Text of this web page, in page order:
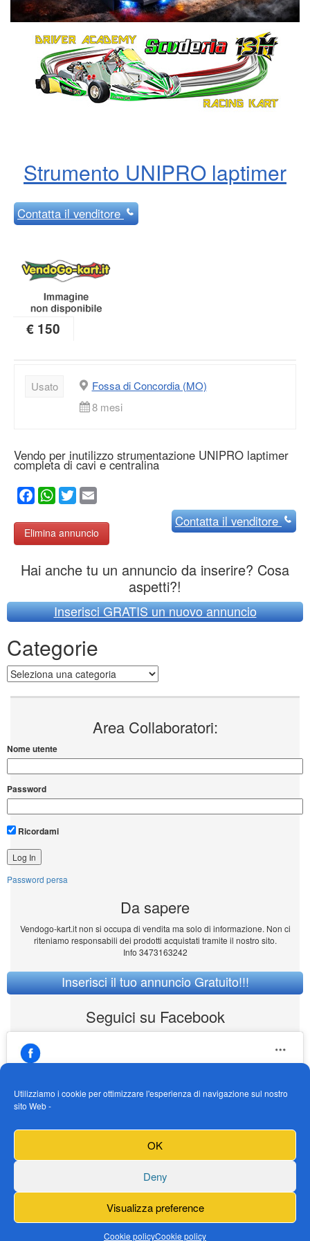
Utilizziamo i cookie per ottimizzare l'esperienza di navigazione sul nostro
sito Web -
OK
Deny
Visualizza preference
Cookie policyCookie policy
Strumento UNIPRO laptimer
Contattail venditore
€ 150
Usato
Fossa di Concordia (MO)
8 mesi
Vendo per inutilizzo strumentazione UNIPRO laptimer
completa di cavi e centralina
Facebook
WhatsApp
Twitter
Elimina annuncio
Contattail venditore
Hai anche tu un annuncio da inserire? Cosa
aspetti?!
Inserisci GRATIS un nuovo annuncio
Categorie
Categorie
Area Collaboratori:
Nome utente
Password
Ricordami
Password persa
Da sapere
Vendogo-kart.it non si occupa di vendita ma solo di informazione. Non ci
riteniamo responsabili dei prodotti acquistati tramite il nostro sito.
Info 3473163242
Inserisci il tuo annuncio Gratuito!!!
Seguici su Facebook
https://www.facebook.com/Vendogokartit/
Fai clic per accettare i cookie marketing e
abilitare questo contenuto